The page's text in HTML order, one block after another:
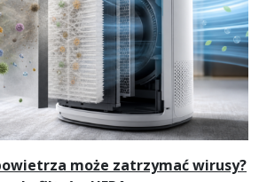
może zatrzymać wirusy?